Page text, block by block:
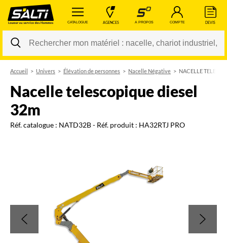
CATALOGUE AGENCES A PROPOS COMPTE DEVIS
Changer
Accueil Univers Élévation de personnes Nacelle Négative NACELLE
nacelle telescopique diesel
32m
Réf. catalogue : NATD32B- Réf. produit : HA32RTJ PRO